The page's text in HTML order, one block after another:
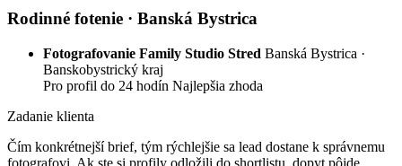
Rodinné fotenie · Banská Bystrica
Fotografovanie Family Studio Stred Banská Bystrica ·
Banskobystrický kraj
Pro profil do 24 hodín Najlepšia zhoda
Zadanie klienta
Čím konkrétnejší brief, tým rýchlejšie sa lead dostane k správnemu
fotografovi. Ak ste si profily odložili do shortlistu, dopyt pôjde